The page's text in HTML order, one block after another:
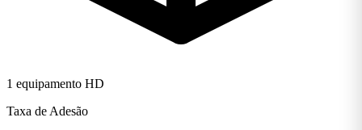
1 equipamento HD
Taxa de Adesão